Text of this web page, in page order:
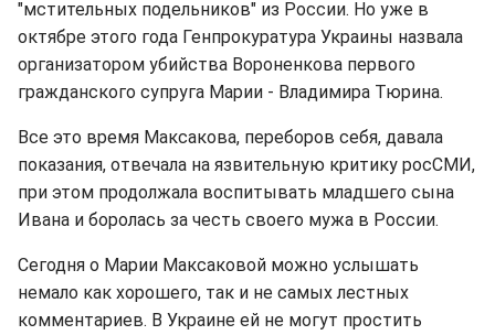
"мстительных подельников" из России. Но уже в
октябре этого года Генпрокуратура Украины назвала
организатором убийства Вороненкова первого
гражданского супруга Марии - Владимира Тюрина.
Все это время Максакова, переборов себя, давала
показания, отвечала на язвительную критику росСМИ,
при этом продолжала воспитывать младшего сына
Ивана и боролась за честь своего мужа в России.
Сегодня о Марии Максаковой можно услышать
немало как хорошего, так и не самых лестных
комментариев. В Украине ей не могут простить